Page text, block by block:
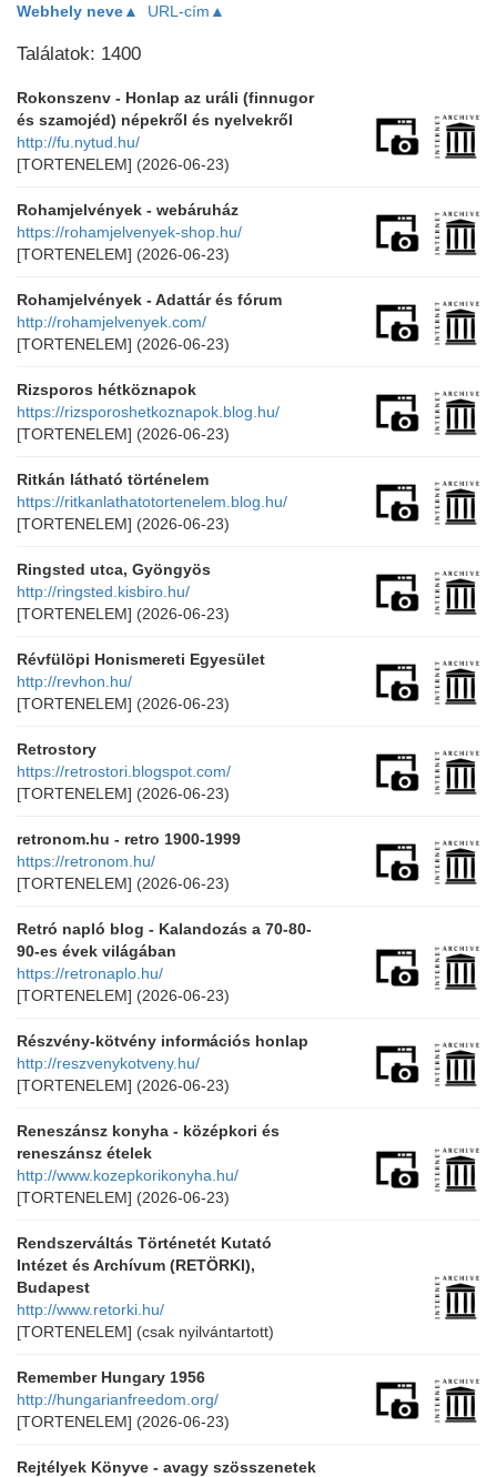
Webhely neve▲ URL-cím▲
Találatok: 1400
Rokonszenv - Honlap az uráli (finnugor
és szamojéd) népekről és nyelvekről
http://fu.nytud.hu/
[TORTENELEM] (2026-06-23)
Rohamjelvények - webáruház
https://rohamjelvenyek-shop.hu/
[TORTENELEM] (2026-06-23)
Rohamjelvények - Adattár és fórum
http://rohamjelvenyek.com/
[TORTENELEM] (2026-06-23)
Rizsporos hétköznapok
https://rizsporoshetkoznapok.blog.hu/
[TORTENELEM] (2026-06-23)
Ritkán látható történelem
https://ritkanlathatotortenelem.blog.hu/
[TORTENELEM] (2026-06-23)
Ringsted utca, Gyöngyös
http://ringsted.kisbiro.hu/
[TORTENELEM] (2026-06-23)
Révfülöpi Honismereti Egyesület
http://revhon.hu/
[TORTENELEM] (2026-06-23)
Retrostory
https://retrostori.blogspot.com/
[TORTENELEM] (2026-06-23)
retronom.hu - retro 1900-1999
https://retronom.hu/
[TORTENELEM] (2026-06-23)
Retró napló blog - Kalandozás a 70-80-
90-es évek világában
https://retronaplo.hu/
[TORTENELEM] (2026-06-23)
Részvény-kötvény információs honlap
http://reszvenykotveny.hu/
[TORTENELEM] (2026-06-23)
Reneszánsz konyha - középkori és
reneszánsz ételek
http://www.kozepkorikonyha.hu/
[TORTENELEM] (2026-06-23)
Rendszerváltás Történetét Kutató
Intézet és Archívum (RETÖRKI),
Budapest
http://www.retorki.hu/
[TORTENELEM] (csak nyilvántartott)
Remember Hungary 1956
http://hungarianfreedom.org/
[TORTENELEM] (2026-06-23)
Rejtélyek Könyve - avagy szösszenetek